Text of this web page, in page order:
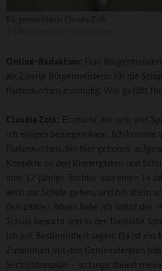
Online-Redaktion: Frau
als Zweite Bürgermeisterin für die
Partenkirchen zuständig. Wie gefällt
Claudia Zolk: Es macht mir sehr viel
ich einiges bewegen kann. Ich komme
Partenkirchen, bin hier geboren,
Kontakte zu den Kindergärten und
eine 17-jährige Tochter und einen 14
auch zur Schule gehen, und bin allein
den 1980er Jahren habe ich selbst die
Schule besucht und in der Turnhalle
ich mit Bestimmtheit sagen: Da ist ein
Zusammen mit den Gemeinderäten
Sechsjahresplan – so lange dauert